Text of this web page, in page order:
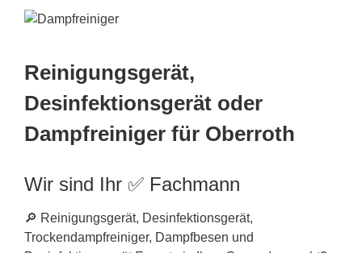
Reinigungsgerät,
Desinfektionsgerät oder
Dampfreiniger für Oberroth
Wir sind Ihr ✅ Fachmann
🔎 Reinigungsgerät, Desinfektionsgerät,
Trockendampfreiniger, Dampfbesen und